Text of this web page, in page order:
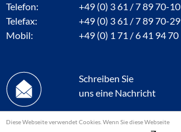
Diese Webseite verwendet Cookies. Wenn Sie diese Webseite
Telefon:
+49 (0) 3 61 / 7 89 70-10
Telefax:
+49 (0) 3 61 / 7 89 70-29
Mobil:
+49 (0) 1 71 / 6 41 94 70
Schreiben Sie
uns eine Nachricht